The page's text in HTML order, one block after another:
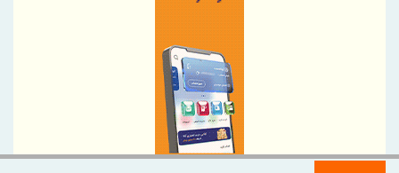
بیمه پارسیان، همراه زائران اربعین با پوشش های بیمه های مسئولیت
برگزاری چهارمین نشست هم اندیشی مدیران بیمه البرز با رؤسای تشکل
وقتی «عملکرد» از راز ثروت پنهان آسیا رونمایی می کند
دیدار مدیر هماهنگی مناطق ویژه اقتصادی کشور با مدیرعامل شهر
صنعتی کاوه